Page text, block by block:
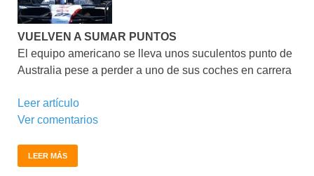
VUELVEN A SUMAR PUNTOS
El equipo americano se lleva unos suculentos punto de
Australia pese a perder a uno de sus coches en carrera
Leer artículo
Ver comentarios
LEER MÁS